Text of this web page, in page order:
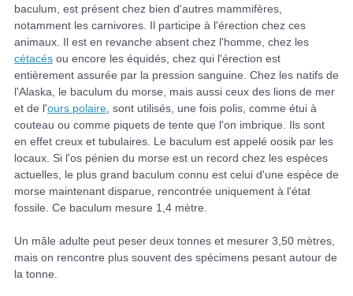
baculum, est présent chez bien d'autres mammifères,
notamment les carnivores. Il participe à l'érection chez ces
animaux. Il est en revanche absent chez l'homme, chez les
cétacés ou encore les équidés, chez qui l'érection est
entièrement assurée par la pression sanguine. Chez les natifs de
l'Alaska, le baculum du morse, mais aussi ceux des lions de mer
et de l'ours polaire , sont utilisés, une fois polis, comme étui à
couteau ou comme piquets de tente que l'on imbrique. Ils sont
en effet creux et tubulaires. Le baculum est appelé oosik par les
locaux. Si l'os pénien du morse est un record chez les espèces
actuelles, le plus grand baculum connu est celui d'une espèce de
morse maintenant disparue, rencontrée uniquement à l'état
fossile. Ce baculum mesure 1,4 mètre.
Un mâle adulte peut peser deux tonnes et mesurer 3,50 mètres,
mais on rencontre plus souvent des spécimens pesant autour de
la tonne.